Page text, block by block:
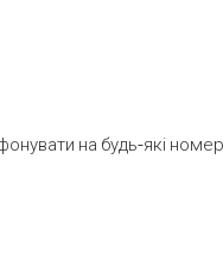
на будь-які